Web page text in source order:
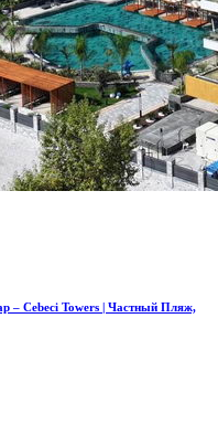
– Cebeci Towers | Частный Пляж,